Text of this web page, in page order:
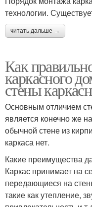
технологии.
читать дальше →
Как
каркасного
стены
Основным отличием
является конечно же
обычной стене из
каркаса нет.
Какие преимущества
Каркас принимает на
передающиеся на
такие как утепление,